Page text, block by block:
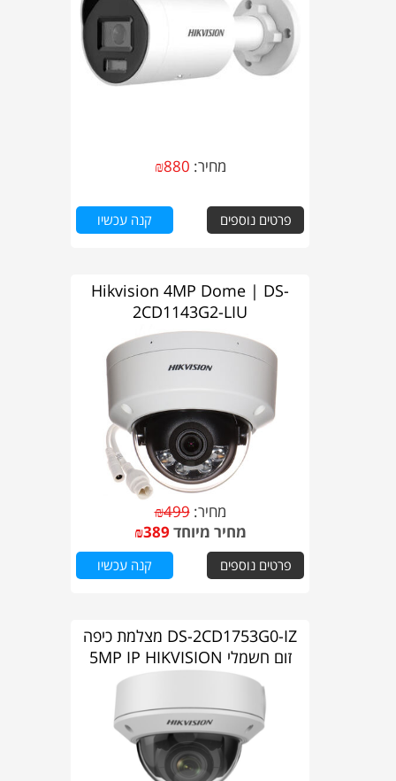
מחיר: ₪880
פרטים נוספים קנה עכשיו
Hikvision 4MP Dome | DS-
2CD1143G2-LIU
מחיר: ₪499
מחיר מיוחד
₪389
פרטים נוספים קנה עכשיו
DS-2CD1753G0-IZ מצלמת כיפה
זום חשמלי 5MP IP HIKVISION